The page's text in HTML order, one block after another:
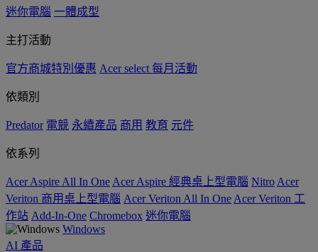
迷你電腦 一體成型
主打活動
官方商城特別優惠 Acer select 每月活動
依類別
Predator 電競 永續產品 商用 教育 元件
依系列
Acer Aspire All In One Acer Aspire 經典桌上型電腦 Nitro Acer
Veriton 商用桌上型電腦 Acer Veriton All In One Acer Veriton 工
作站 Add-In-One Chromebox 迷你電腦
Windows
AI 產品